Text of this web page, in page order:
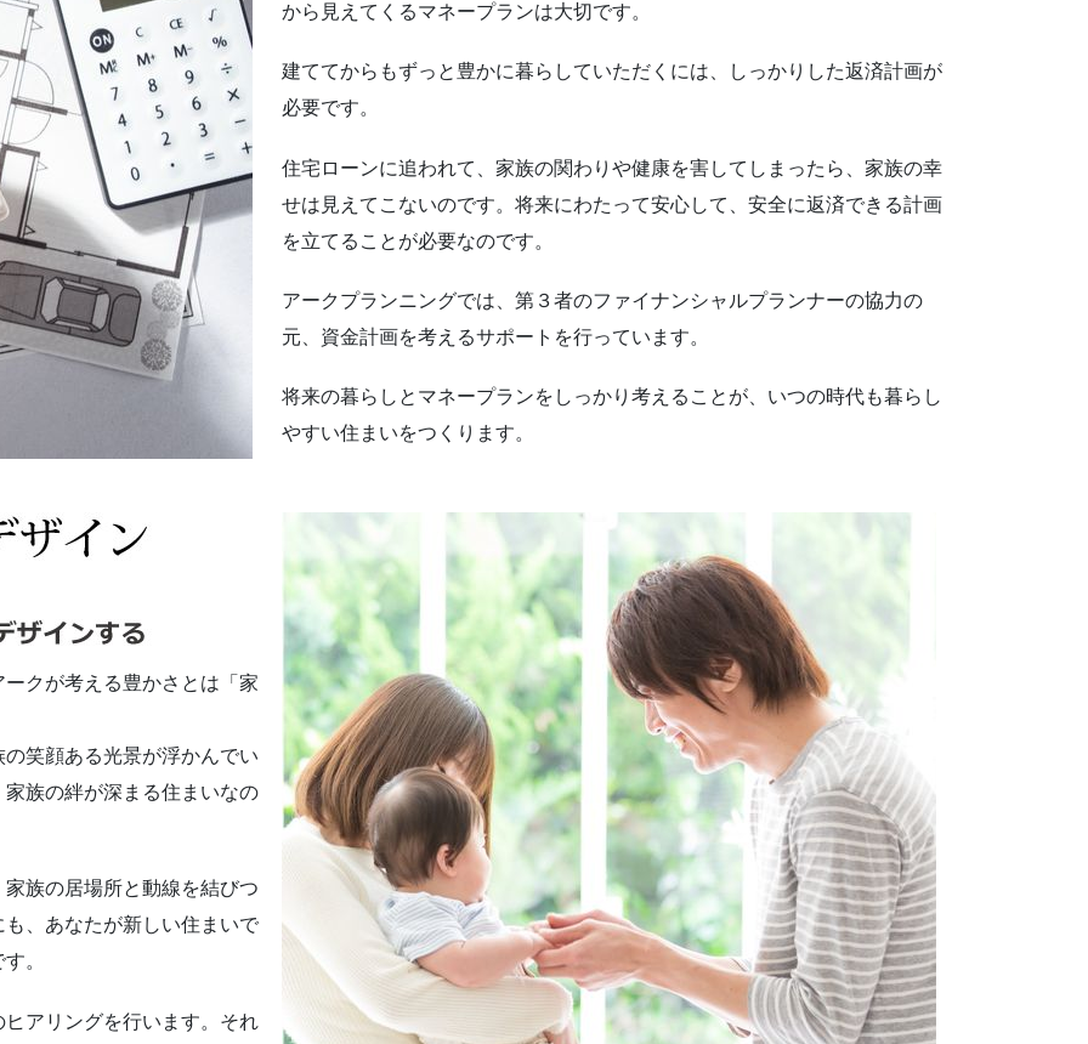
から見えてくるマネープランは大切です。
建ててからもずっと豊かに暮らしていただくには、しっかりした返済計画が
必要です。
住宅ローンに追われて、家族の関わりや健康を害してしまったら、家族の幸
せは見えてこないのです。将来にわたって安心して、安全に返済できる計画
を立てることが必要なのです。
アークプランニングでは、第３者のファイナンシャルプランナーの協力の
元、資金計画を考えるサポートを行っています。
将来の暮らしとマネープランをしっかり考えることが、いつの時代も暮らし
やすい住まいをつくります。
クが考える豊かさとは「家
笑顔ある光景が浮かんでい
族の絆が深まる住まいなの
族の居場所と動線を結びつ
、あなたが新しい住まいで
。
アリングを行います。それ